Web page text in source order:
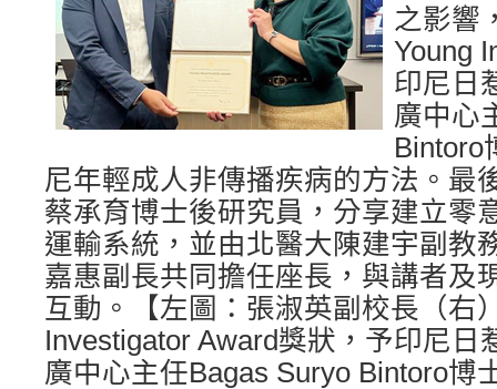
之影響
Young
印尼日
廣中心
Bintoro
尼年輕成人非傳播疾病的方法。最
蔡承育博士後研究員，分享建立零
運輸系統，並由北醫大陳建宇副教
嘉惠副長共同擔任座長，與講者及
互動。【左圖：張淑英副校長（右
Investigator Award獎狀，予印尼日
廣中心主任Bagas Suryo Bintoro博